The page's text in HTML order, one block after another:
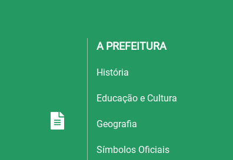
A PREFEITURA
História
Educação e Cultura
Geografia
Símbolos Oficiais